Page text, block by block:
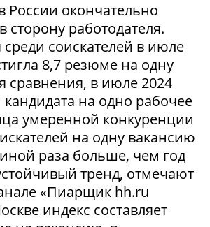
России окончательно
сторону работодателя.
соискателей в июле
8,7 резюме на одну
сравнения, в июле 2024
кандидата на одно рабочее
умеренной конкуренции
на одну вакансию
раза больше, чем год
тренд, отмечают
«Пиарщик hh.ru
индекс составляет